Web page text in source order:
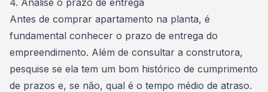
4. Análise o prazo de entrega
Antes de comprar apartamento na planta, é
fundamental conhecer o prazo de entrega do
empreendimento. Além de consultar a construtora,
pesquise se ela tem um bom histórico de cumprimento
de prazos e, se não, qual é o tempo médio de atraso.